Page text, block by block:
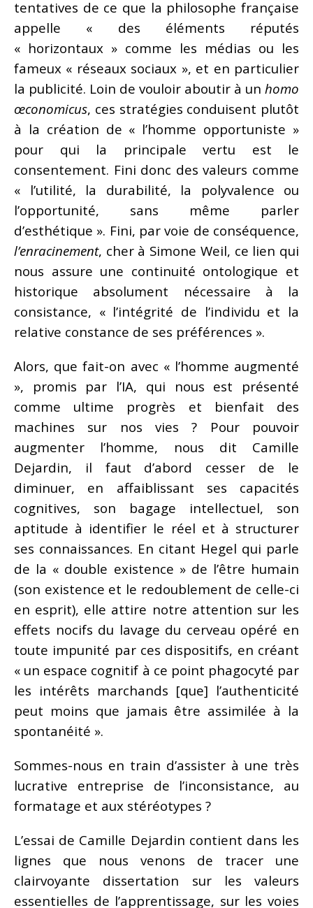
tentatives de ce que la philosophe française
appelle « des éléments réputés
« horizontaux » comme les médias ou les
fameux « réseaux sociaux », et en particulier
la publicité. Loin de vouloir aboutir à un homo
œconomicus, ces stratégies conduisent plutôt
à la création de « l’homme opportuniste »
pour qui la principale vertu est le
consentement. Fini donc des valeurs comme
« l’utilité, la durabilité, la polyvalence ou
l’opportunité, sans même parler
d’esthétique ». Fini, par voie de conséquence,
l’enracinement, cher à Simone Weil, ce lien qui
nous assure une continuité ontologique et
historique absolument nécessaire à la
consistance, « l’intégrité de l’individu et la
relative constance de ses préférences ».
Alors, que fait-on avec « l’homme augmenté
», promis par l’IA, qui nous est présenté
comme ultime progrès et bienfait des
machines sur nos vies ? Pour pouvoir
augmenter l’homme, nous dit Camille
Dejardin, il faut d’abord cesser de le
diminuer, en affaiblissant ses capacités
cognitives, son bagage intellectuel, son
aptitude à identifier le réel et à structurer
ses connaissances. En citant Hegel qui parle
de la « double existence » de l’être humain
(son existence et le redoublement de celle-ci
en esprit), elle attire notre attention sur les
effets nocifs du lavage du cerveau opéré en
toute impunité par ces dispositifs, en créant
« un espace cognitif à ce point phagocyté par
les intérêts marchands [que] l’authenticité
peut moins que jamais être assimilée à la
spontanéité ».
Sommes-nous en train d’assister à une très
lucrative entreprise de l’inconsistance, au
formatage et aux stéréotypes ?
L’essai de Camille Dejardin contient dans les
lignes que nous venons de tracer une
clairvoyante dissertation sur les valeurs
essentielles de l’apprentissage, sur les voies